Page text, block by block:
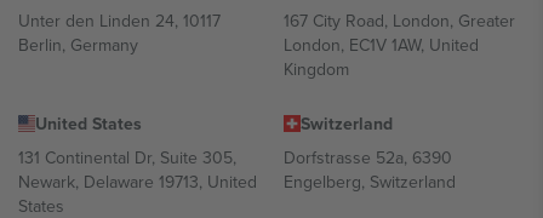
Unter den Linden 24, 10117
Berlin, Germany
167 City Road, London, Greater
London, EC1V 1AW, United
Kingdom
United States
131 Continental Dr, Suite 305,
Newark, Delaware 19713, United
States
Switzerland
Dorfstrasse 52a, 6390
Engelberg, Switzerland